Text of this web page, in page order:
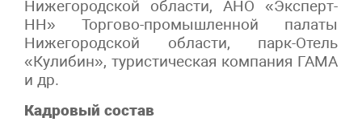
Нижегородской области, АНО «Эксперт-
НН» Торгово-промышленной палаты
Нижегородской области, парк-Отель
«Кулибин», туристическая компания ГАМА
и др.
Кадровый состав